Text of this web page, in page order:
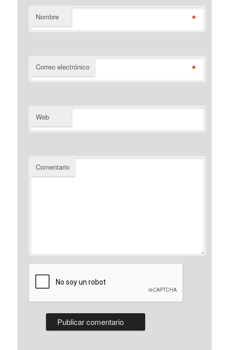
Nombre *
Correo electrónico *
Web
Comentario